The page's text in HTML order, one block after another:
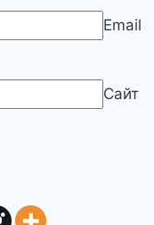
Email
Сайт